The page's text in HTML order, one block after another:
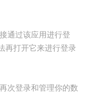
通过该应用进行登
再打开它来进行登录
次登录和管理你的数